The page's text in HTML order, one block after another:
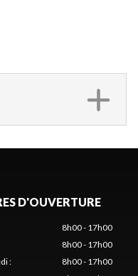
D'OUVERTURE
8h00 - 17h00
8h00 - 17h00
:
8h00 - 17h00